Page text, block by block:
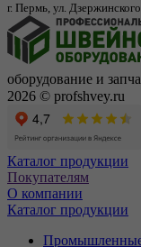
г. Пермь, ул.
оборудование и
2026 © profshvey.ru
Каталог продукции
Покупателям
О компании
Каталог продукции